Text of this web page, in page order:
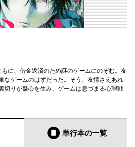
に、借金返済のため謎のゲームにのぞむ。友
なゲームのはずだった。そう、友情さえあれ
りが疑心を生み、ゲームは息づまる心理戦
単行本の一覧